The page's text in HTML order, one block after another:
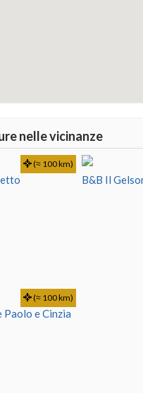
nelle vicinanze
(≈ 100 km)
B&B Il
e Cinzia
(≈ 100 km)